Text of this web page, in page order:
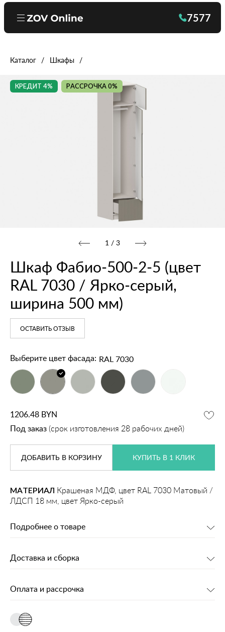
7577
Каталог Шкафы
КРЕДИТ 4% РАССРОЧКА 0%
1 / 3
Шкаф Фабио‑500‑2‑5 (цвет
RAL 7030 / Ярко‑серый,
ширина 500 мм)
ОСТАВИТЬ ОТЗЫВ
Выберите цвет фасада: RAL 7030
1206.48 BYN
Под заказ (срок изготовления 28 рабочих дней)
ДОБАВИТЬ В КОРЗИНУ КУПИТЬ В 1 КЛИК
МАТЕРИАЛ Крашеная МДФ, цвет RAL 7030 Матовый /
ЛДСП 18 мм, цвет Ярко-серый
Подробнее о товаре
Доставка и сборка
Оплата и рассрочка